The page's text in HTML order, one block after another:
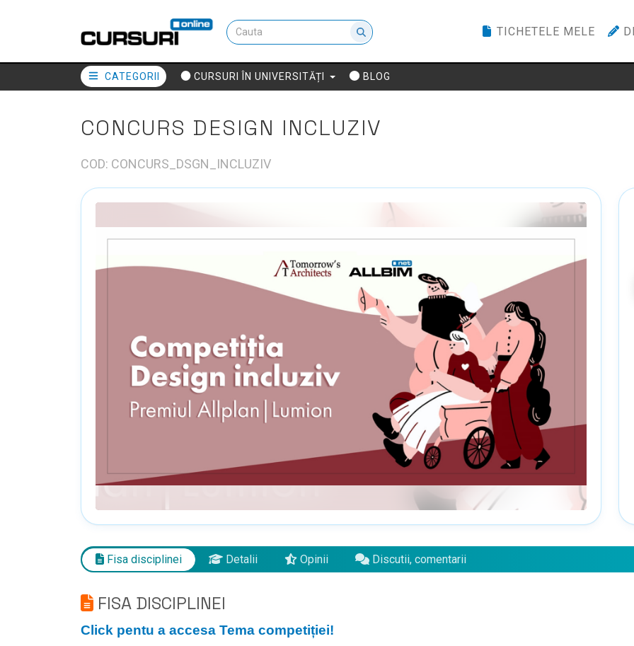
TICHETELE MELE
CATEGORII CURSURI ÎN UNIVERSITĂȚI BLOG
CONCURS DESIGN INCLUZIV
COD: CONCURS_DSGN_INCLUZIV
Fisa disciplinei Detalii Opinii Discutii, comentarii
FISA DISCIPLINEI
Click pentu a accesa Tema competiției!